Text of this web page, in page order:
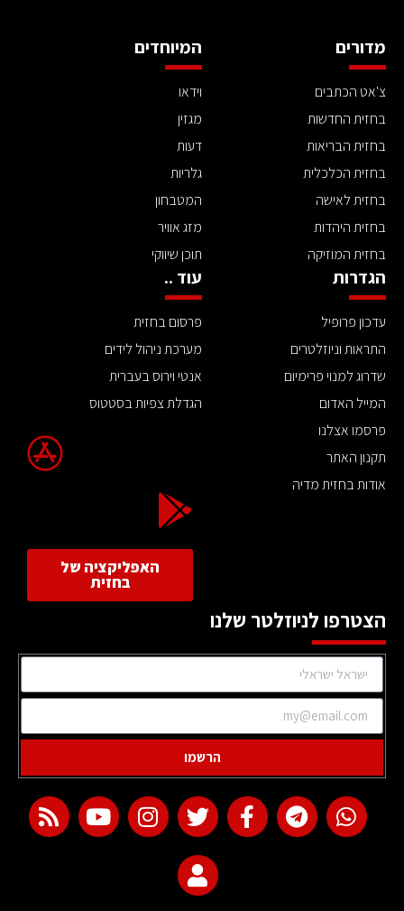
מדורים
צ'אט הכתבים
בחזית החדשות
בחזית הבריאות
בחזית הכלכלית
בחזית לאישה
בחזית היהדות
בחזית המוזיקה
המיוחדים
וידאו
מגזין
דעות
גלריות
המטבחון
מזג אוויר
תוכן שיווקי
הגדרות
עדכון פרופיל
התראות וניוזלטרים
שדרוג למנוי פרימיום
המייל האדום
פרסמו אצלנו
תקנון האתר
אודות בחזית מדיה
עוד ..
פרסום בחזית
מערכת ניהול לידים
אנטי וירוס בעברית
הגדלת צפיות בסטטוס
האפליקציה של
בחזית
הצטרפו לניוזלטר שלנו
הרשמו